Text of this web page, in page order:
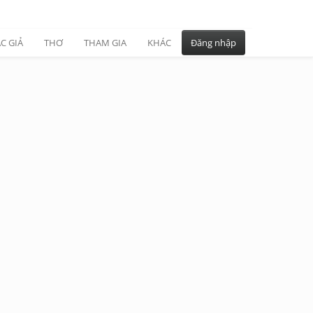
GIẢ THƠ THAM GIA KHÁC Đăng nhập